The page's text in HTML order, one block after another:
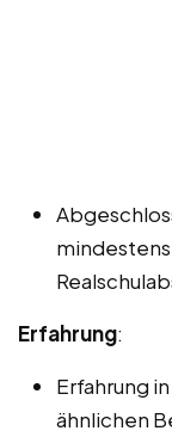
Erfahrung:
Erfahrung
ähnlichen